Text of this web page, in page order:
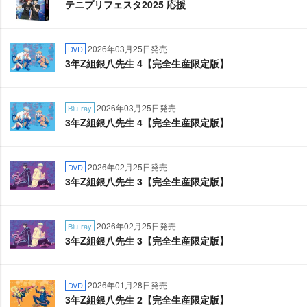
テニプリフェスタ2025 応援
DVD 2026年03月25日発売
3年Z組銀八先生 4【完全生産限定版】
Blu-ray 2026年03月25日発売
3年Z組銀八先生 4【完全生産限定版】
DVD 2026年02月25日発売
3年Z組銀八先生 3【完全生産限定版】
Blu-ray 2026年02月25日発売
3年Z組銀八先生 3【完全生産限定版】
DVD 2026年01月28日発売
3年Z組銀八先生 2【完全生産限定版】